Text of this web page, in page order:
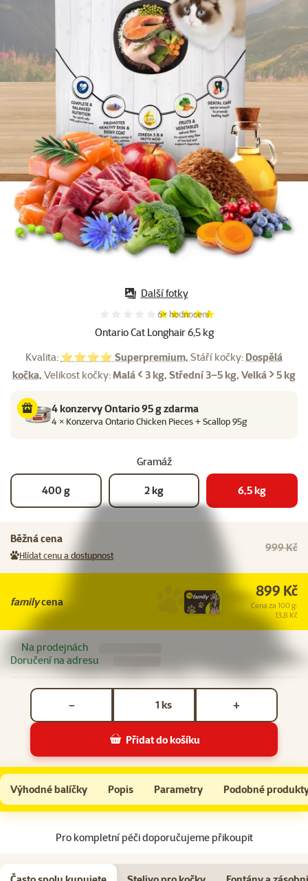
Ontario Cat Longhair 6,5 kg
Hodnocení 97%, počet hodnocení:
6× hodnocení
Kvalita: ⭐⭐⭐⭐ Superpremium, Stáří kočky: Dospělá
kočka, Velikost kočky:Malá < 3 kg, Střední 3–5 kg, Velká > 5 kg
4 konzervy Ontario 95 g zdarma
4 × Konzerva Ontario Chicken Pieces + Scallop 95g
Gramáž
400 g 2 kg 6,5 kg
Běžná cena
Hlídat cenu a dostupnost
999 Kč
familycena
899 Kč
Cena za 100 g:
13,8 Kč
Na prodejnách
Doručení na adresu
ks
− +
Přidat do košíku
Další fotky
Ontario Cat Longhair 6,5 kg
Do košíku
Výhodné balíčky Popis Parametry Podobné
Na začátek stránky
Pro kompletní péči doporučujeme přikoupit